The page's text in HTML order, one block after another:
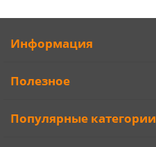
Информация
Полезное
Популярные категории